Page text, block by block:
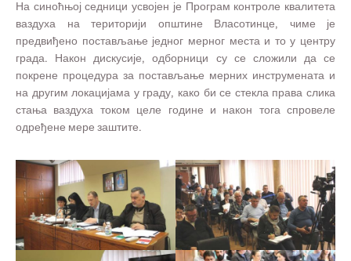
На синоћњој седници усвојен је Програм контроле квалитета
ваздуха на територији општине Власотинце, чиме је
предвиђено постављање једног мерног места и то у центру
града. Након дискусије, одборници су се сложили да се
покрене процедура за постављање мерних инструмената и
на другим локацијама у граду, како би се стекла права слика
стања ваздуха током целе године и након тога спровеле
одређене мере заштите.